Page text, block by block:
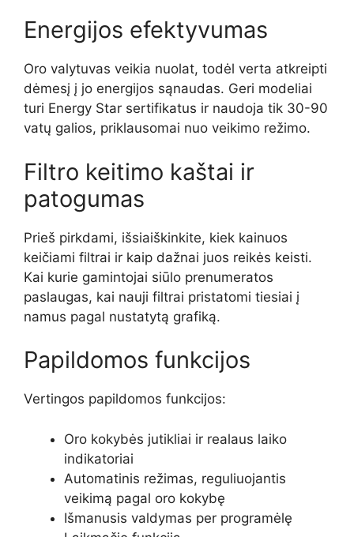
Energijos efektyvumas
Oro valytuvas veikia nuolat, todėl verta atkreipti
dėmesį į jo energijos sąnaudas. Geri modeliai
turi Energy Star sertifikatus ir naudoja tik 30-90
vatų galios, priklausomai nuo veikimo režimo.
Filtro keitimo kaštai ir
patogumas
Prieš pirkdami, išsiaiškinkite, kiek kainuos
keičiami filtrai ir kaip dažnai juos reikės keisti.
Kai kurie gamintojai siūlo prenumeratos
paslaugas, kai nauji filtrai pristatomi tiesiai į
namus pagal nustatytą grafiką.
Papildomos funkcijos
Vertingos papildomos funkcijos:
Oro kokybės jutikliai ir realaus laiko
indikatoriai
Automatinis režimas, reguliuojantis
veikimą pagal oro kokybę
Išmanusis valdymas per programėlę